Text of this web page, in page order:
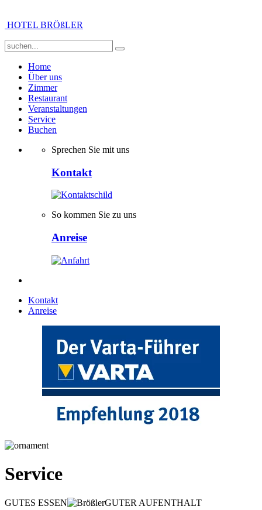
HOTEL BRÖßLER
Home
Über uns
Zimmer
Restaurant
Veranstaltungen
Service
Buchen
Sprechen Sie mit uns
Kontakt
So kommen Sie zu uns
Anreise
Kontakt
Anreise
Service
GUTES ESSEN GUTER AUFENTHALT